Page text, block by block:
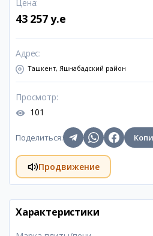
Цена:
43 257 y.e
Адрес:
Ташкент, Яшнабадский район
Просмотр:
101
Поделиться:
Продвижение
Характеристики